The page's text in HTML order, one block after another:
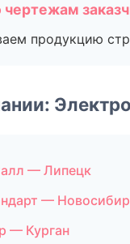
чертежам
продукцию
— Липецк
—
— Курган